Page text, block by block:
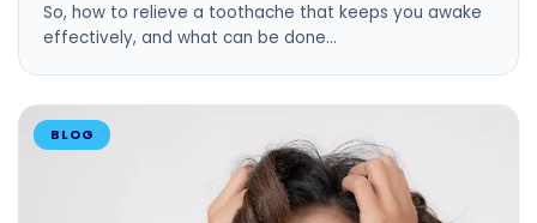
So, how to relieve a toothache that keeps you awake
effectively, and what can be done…
BLOG